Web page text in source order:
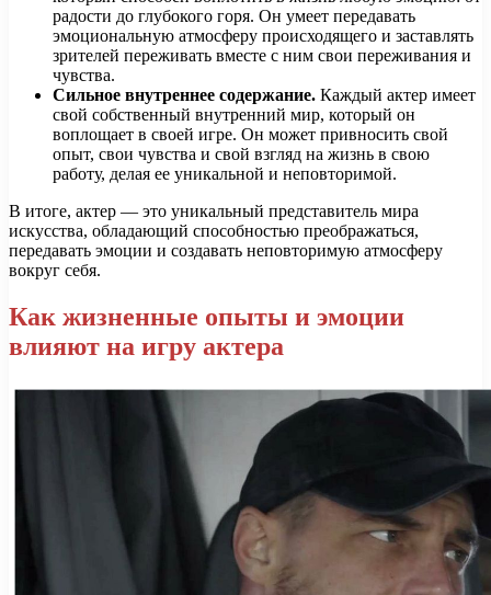
радости до глубокого горя. Он умеет передавать
эмоциональную атмосферу происходящего и заставлять
зрителей переживать вместе с ним свои переживания и
чувства.
Сильное внутреннее содержание. Каждый актер имеет
свой собственный внутренний мир, который он
воплощает в своей игре. Он может привносить свой
опыт, свои чувства и свой взгляд на жизнь в свою
работу, делая ее уникальной и неповторимой.
В итоге, актер — это уникальный представитель мира
искусства, обладающий способностью преображаться,
передавать эмоции и создавать неповторимую атмосферу
вокруг себя.
Как жизненные опыты и эмоции
влияют на игру актера